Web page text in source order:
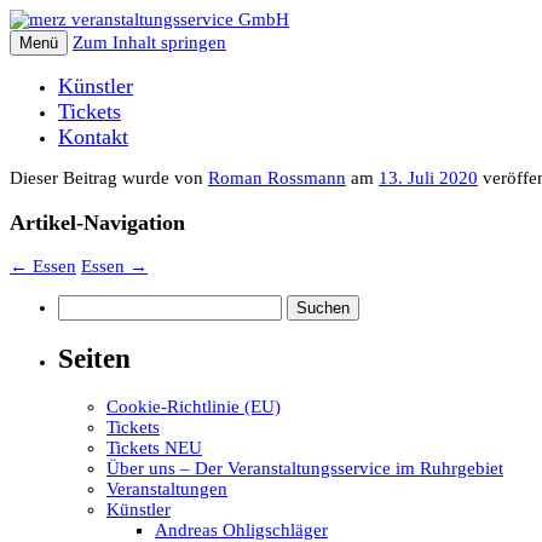
Menü Zum Inhalt springen
Künstler
Tickets
Kontakt
Dieser Beitrag wurde von Roman Rossmann am 13. Juli 2020
Artikel-Navigation
← Essen Essen →
nach:
Seiten
Cookie-Richtlinie (EU)
Tickets
Tickets NEU
Über uns – Der Veranstaltungsservice im Ruhrgebiet
Veranstaltungen
Künstler
Andreas Ohligschläger